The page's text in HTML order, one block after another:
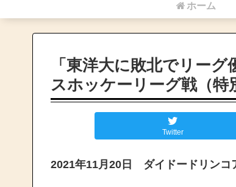
ホーム
「東洋大に敗北でリー
スホッケーリーグ戦（特
Twitter
2021年11月20日 ダイドードリンコ